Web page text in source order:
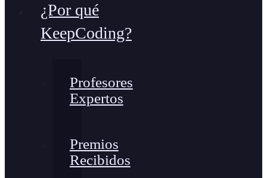
¿Por qué
KeepCoding?
Profesores
Expertos
Premios
Recibidos